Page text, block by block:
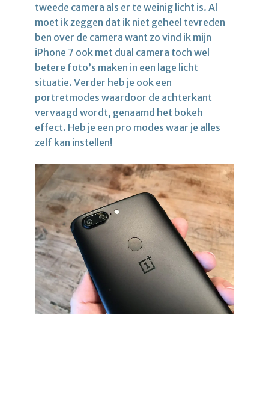
tweede camera als er te weinig licht is. Al
moet ik zeggen dat ik niet geheel tevreden
ben over de camera want zo vind ik mijn
iPhone 7 ook met dual camera toch wel
betere foto’s maken in een lage licht
situatie. Verder heb je ook een
portretmodes waardoor de achterkant
vervaagd wordt, genaamd het bokeh
effect. Heb je een pro modes waar je alles
zelf kan instellen!